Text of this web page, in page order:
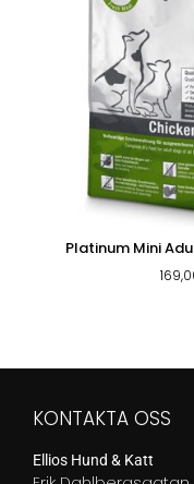
Platinum Mini
KONTAKTA OSS
Ellios Hund & Katt